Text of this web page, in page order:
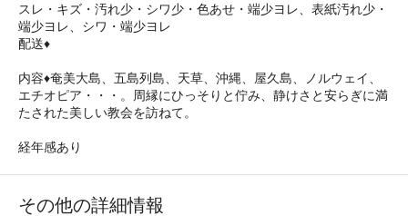
スレ・キズ・汚れ少・シワ少・色あせ・端少ヨレ、表紙汚れ少・
端少ヨレ、シワ・端少ヨレ
配送♦
内容♦奄美大島、五島列島、天草、沖縄、屋久島、ノルウェイ、
エチオピア・・・。周縁にひっそりと佇み、静けさと安らぎに満
たされた美しい教会を訪ねて。
経年感あり
その他の詳細情報